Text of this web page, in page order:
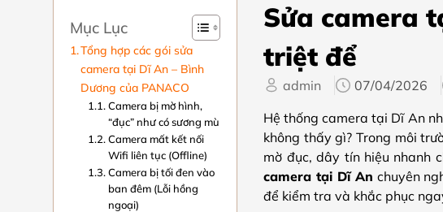
Mục Lục
Tổng hợp các gói sửa
camera tại Dĩ An – Bình
Dương của PANACO
Camera bị mờ hình,
“đục” như có sương mù
Camera mất kết nối
Wifi liên tục (Offline)
Camera bị tối đen vào
ban đêm (Lỗi hồng
ngoại)
Sửa camera
triệt để
admin 07/04/2026
Hệ thống camera tại Dĩ An
không thấy gì? Trong môi
mờ đục, dây tín hiệu nhanh
camera tại Dĩ An chuyên
để kiểm tra và khắc phục